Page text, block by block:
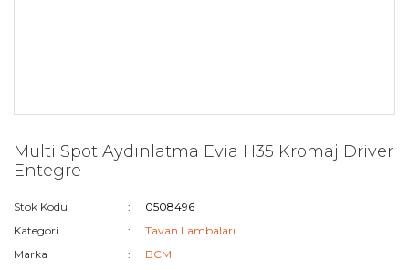
Multi Spot Aydınlatma Evia H35 Kromaj Driver
Entegre
Stok Kodu
0508496
Kategori
Tavan Lambaları
Marka
BCM